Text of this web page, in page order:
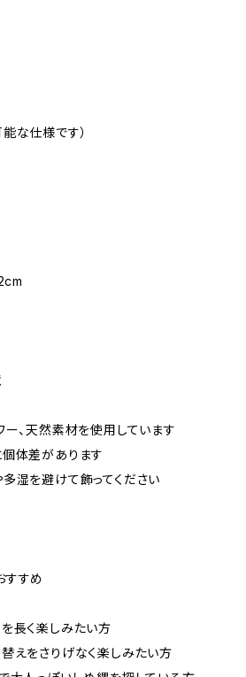
な仕様です）
ー、天然素材を使用しています
個体差があります
多湿を避けて飾ってください
すすめ
長く楽しみたい方
替えをさりげなく楽しみたい方